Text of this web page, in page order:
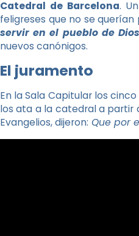
Catedral de Barcelona.
feligreses que no se
servir en el pueblo de
nuevos canónigos.
El juramento
En la Sala Capitular los
los ata a la catedral a partir
Evangelios, dijeron: Que por